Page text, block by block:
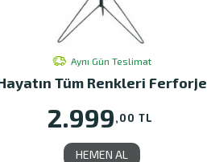
Aynı Gün Teslimat
Tüm Renkleri Ferforje
2.999,00 TL
HEMEN AL